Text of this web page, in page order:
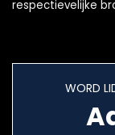
respectievelijke
WORD